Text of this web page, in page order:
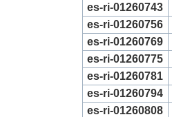
es-ri-01260743
es-ri-01260756
es-ri-01260769
es-ri-01260775
es-ri-01260781
es-ri-01260794
es-ri-01260808